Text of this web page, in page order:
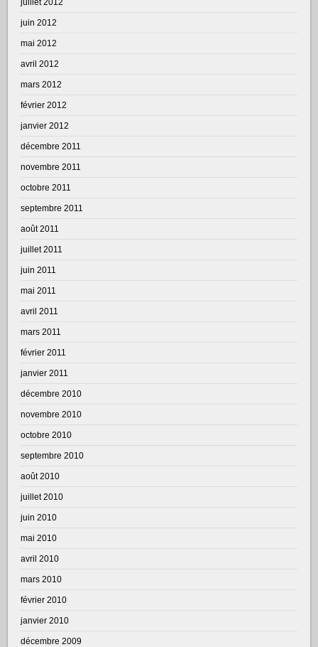
juillet 2012
juin 2012
mai 2012
avril 2012
mars 2012
février 2012
janvier 2012
décembre 2011
novembre 2011
octobre 2011
septembre 2011
août 2011
juillet 2011
juin 2011
mai 2011
avril 2011
mars 2011
février 2011
janvier 2011
décembre 2010
novembre 2010
octobre 2010
septembre 2010
août 2010
juillet 2010
juin 2010
mai 2010
avril 2010
mars 2010
février 2010
janvier 2010
décembre 2009